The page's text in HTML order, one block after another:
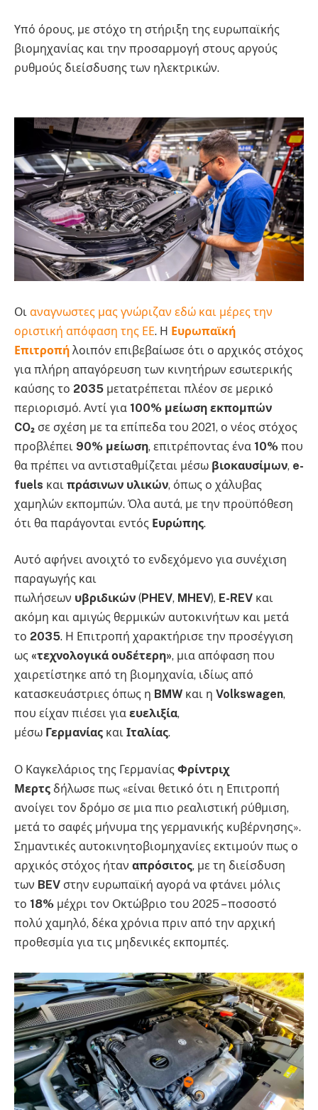
Υπό όρους, με στόχο τη στήριξη της ευρωπαϊκής
βιομηχανίας και την προσαρμογή στους αργούς
ρυθμούς διείσδυσης των ηλεκτρικών.
Οι αναγνωστες μας γνώριζαν εδώ και μέρες την
οριστική απόφαση της ΕΕ. Η Ευρωπαϊκή
Επιτροπή λοιπόν επιβεβαίωσε ότι ο αρχικός στόχος
για πλήρη απαγόρευση των κινητήρων εσωτερικής
καύσης το 2035 μετατρέπεται πλέον σε μερικό
περιορισμό. Αντί για 100% μείωση εκπομπών
CO₂ σε σχέση με τα επίπεδα του 2021, ο νέος στόχος
προβλέπει 90% μείωση, επιτρέποντας ένα 10% που
θα πρέπει να αντισταθμίζεται μέσω βιοκαυσίμων, e-
fuels και πράσινων υλικών, όπως ο χάλυβας
χαμηλών εκπομπών. Όλα αυτά, με την προϋπόθεση
ότι θα παράγονται εντός Ευρώπης.
Αυτό αφήνει ανοιχτό το ενδεχόμενο για συνέχιση
παραγωγής και
πωλήσεων υβριδικών (PHEV, MHEV), E-REV και
ακόμη και αμιγώς θερμικών αυτοκινήτων και μετά
το 2035. Η Επιτροπή χαρακτήρισε την προσέγγιση
ως «τεχνολογικά ουδέτερη», μια απόφαση που
χαιρετίστηκε από τη βιομηχανία, ιδίως από
κατασκευάστριες όπως η BMW και η Volkswagen,
που είχαν πιέσει για ευελιξία,
μέσω Γερμανίας και Ιταλίας.
Ο Καγκελάριος της Γερμανίας Φρίντριχ
Μερτς δήλωσε πως «είναι θετικό ότι η Επιτροπή
ανοίγει τον δρόμο σε μια πιο ρεαλιστική ρύθμιση,
μετά το σαφές μήνυμα της γερμανικής κυβέρνησης».
Σημαντικές αυτοκινητοβιομηχανίες εκτιμούν πως ο
αρχικός στόχος ήταν απρόσιτος, με τη διείσδυση
των BEV στην ευρωπαϊκή αγορά να φτάνει μόλις
το 18% μέχρι τον Οκτώβριο του 2025 – ποσοστό
πολύ χαμηλό, δέκα χρόνια πριν από την αρχική
προθεσμία για τις μηδενικές εκπομπές.